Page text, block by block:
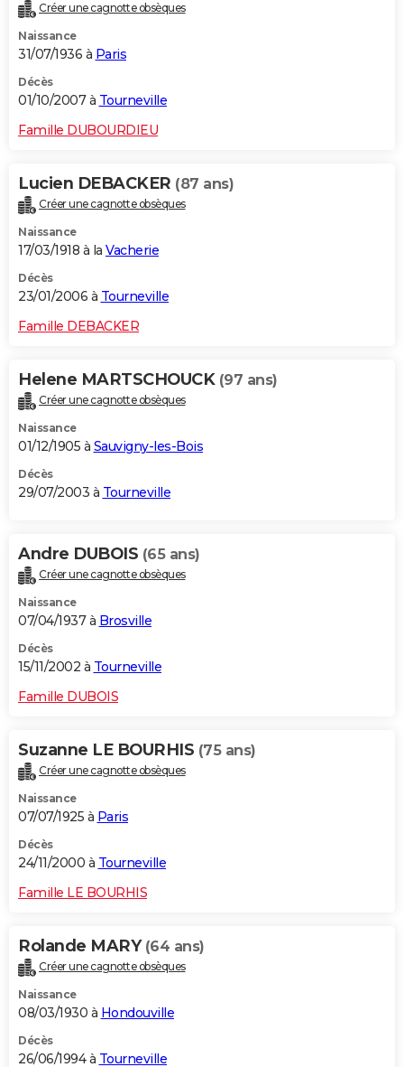
Créer une cagnotte obsèques
Naissance
31/07/1936 à Paris
Décès
01/10/2007 à Tourneville
Famille DUBOURDIEU
Lucien DEBACKER (87 ans)
Créer une cagnotte obsèques
Naissance
17/03/1918 à la Vacherie
Décès
23/01/2006 à Tourneville
Famille DEBACKER
Helene MARTSCHOUCK (97 ans)
Créer une cagnotte obsèques
Naissance
01/12/1905 à Sauvigny-les-Bois
Décès
29/07/2003 à Tourneville
Andre DUBOIS (65 ans)
Créer une cagnotte obsèques
Naissance
07/04/1937 à Brosville
Décès
15/11/2002 à Tourneville
Famille DUBOIS
Suzanne LE BOURHIS (75 ans)
Créer une cagnotte obsèques
Naissance
07/07/1925 à Paris
Décès
24/11/2000 à Tourneville
Famille LE BOURHIS
Rolande MARY (64 ans)
Créer une cagnotte obsèques
Naissance
08/03/1930 à Hondouville
Décès
26/06/1994 à Tourneville